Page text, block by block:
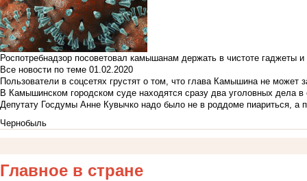
Роспотребнадзор посоветовал камышанам держать в чистоте гаджеты
Все новости по теме 01.02.2020
Пользователи в соцсетях грустят о том, что глава Камышина не может
В Камышинском городском суде находятся сразу два уголовных дела
Депутату Госдумы Анне Кувычко надо было не в роддоме пиариться, а
Чернобыль
Главное в стране